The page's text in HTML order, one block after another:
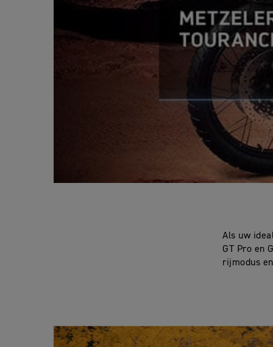
Als uw
GT Pro en
rijmodus